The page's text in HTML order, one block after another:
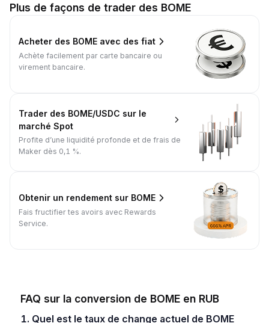
Plus de façons de trader des BOME
Acheter des BOME avec des fiat
Achète facilement par carte bancaire ou
virement bancaire.
Trader des BOME/USDC sur le
marché Spot
Profite d’une liquidité profonde et de frais de
Maker dès 0,1 %.
Obtenir un rendement sur BOME
Fais fructifier tes avoirs avec Rewards
Service.
FAQ sur la conversion de BOME en RUB
1. Quel est le taux de change actuel de BOME